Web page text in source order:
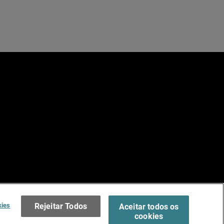
Terms of Use >
Rejeitar Todos
Aceitar todos os
cookies